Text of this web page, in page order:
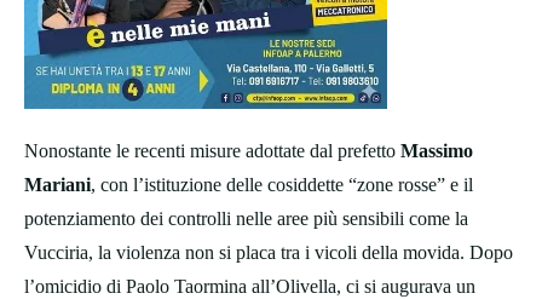
Nonostante le recenti misure adottate dal prefetto Massimo
Mariani, con l’istituzione delle cosiddette “zone rosse” e il
potenziamento dei controlli nelle aree più sensibili come la
Vucciria, la violenza non si placa tra i vicoli della movida. Dopo
l’omicidio di Paolo Taormina all’Olivella, ci si augurava un